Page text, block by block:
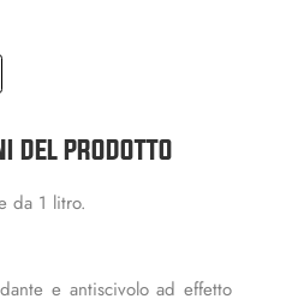
DEL PRODOTTO
da 1 litro.
e antiscivolo ad effetto